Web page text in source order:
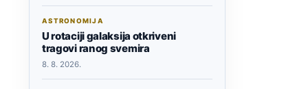
ASTRONOMIJA
U rotaciji galaksija otkriveni
tragovi ranog svemira
8. 8. 2026.